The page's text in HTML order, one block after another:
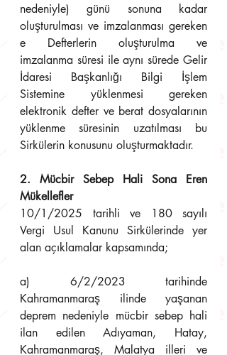
nedeniyle) günü sonuna kadar
oluşturulması ve imzalanması gereken
e Defterlerin oluşturulma ve
imzalanma süresi ile aynı sürede Gelir
İdaresi Başkanlığı Bilgi İşlem
Sistemine yüklenmesi gereken
elektronik defter ve berat dosyalarının
yüklenme süresinin uzatılması bu
Sirkülerin konusunu oluşturmaktadır.
2. Mücbir Sebep Hali Sona Eren
Mükellefler
10/1/2025 tarihli ve 180 sayılı
Vergi Usul Kanunu Sirkülerinde yer
alan açıklamalar kapsamında;
a) 6/2/2023 tarihinde
Kahramanmaraş ilinde yaşanan
deprem nedeniyle mücbir sebep hali
ilan edilen Adıyaman, Hatay,
Kahramanmaraş, Malatya illeri ve